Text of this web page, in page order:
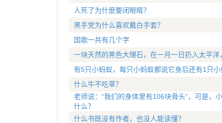
人死了为什麽要闭眼睛？
黑手党为什么喜欢戴白手套？
国歌一共有几个字
一块天然的黑色大理石，在一月一日扔入太平洋
有5只小蚂蚁，每只小蚂蚁都说它身后还有1只
什么牛不吃草？
老师说：“我们的身体里有106块骨头”，可是，
什么？
什么书既没有作者，也没人能读懂？